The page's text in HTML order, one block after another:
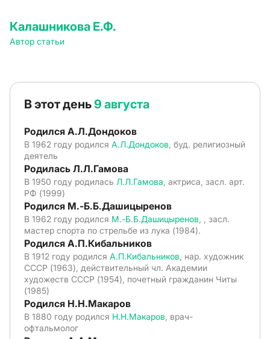
Калашникова Е.Ф.
Автор статьи
В этот день9 августа
Родился А.Л.Дондоков
В 1962 году родился А.Л.Дондоков , буд. религиозный
деятель
Родилась Л.Л.Гамова
В 1950 году родилась Л.Л.Гамова , актриса, засл. арт.
РФ (1999)
Родился М.-Б.Б.Дашицыренов
В 1962 году родился М.-Б.Б.Дашицыренов , , засл.
мастер спорта по стрельбе из лука (1984).
Родился А.П.Кибальников
В 1912 году родился А.П.Кибальников , нар. художник
СССР (1963), действительный чл. Академии
художеств СССР (1954), почетный гражданин Читы
(1985)
Родился Н.Н.Макаров
В 1880 году родился Н.Н.Макаров , врач-
офтальмолог